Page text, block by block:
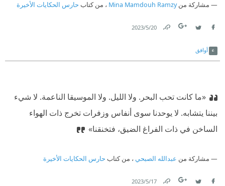
مشاركة منMina Mamdouh Ramzy ، من كتاب حارس الحكايات الأخيرة
20‏/5‏/2023
أوافق
«ما كانت تحب البحر. ولا الليل. ولا الموسيقا الناعمة. لا شيء
بيننا يتشابه. لا يوحدنا سوى أنفاس وزفرات تخرج ذات الهواء
الساخن في ذات الفراغ الضيق، فتخنقنا»
مشاركة من عبدالله الصبحي ، من كتاب حارس الحكايات الأخيرة
17‏/5‏/2023